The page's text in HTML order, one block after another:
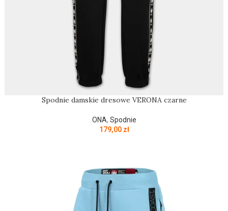
Spodnie damskie dresowe VERONA czarne
ONA, Spodnie
179,00 zł